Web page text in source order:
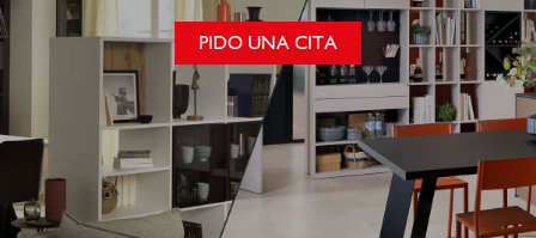
PIDO UNA CITA